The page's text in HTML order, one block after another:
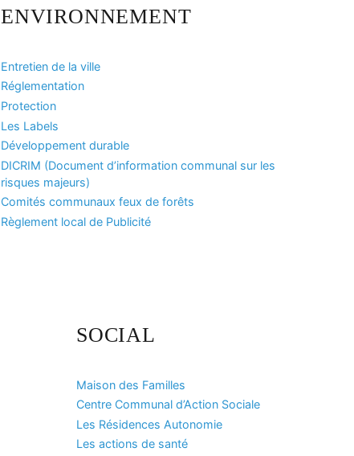
ENVIRONNEMENT
Entretien de la ville
Réglementation
Protection
Les Labels
Développement durable
DICRIM (Document d’information communal sur les
risques majeurs)
Comités communaux feux de forêts
Règlement local de Publicité
SOCIAL
Maison des Familles
Centre Communal d’Action Sociale
Les Résidences Autonomie
Les actions de santé